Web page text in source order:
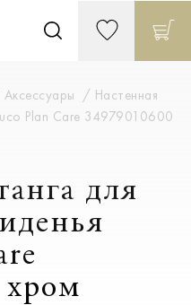
Аксессуары
Настенная
Plan Care 34979010600
для
хром